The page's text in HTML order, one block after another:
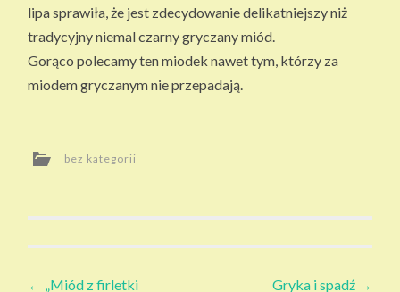
PA
SI
EK
I
lipa sprawiła, że jest zdecydowanie delikatniejszy niż
tradycyjny niemal czarny gryczany miód.
Gorąco polecamy ten miodek nawet tym, którzy za
miodem gryczanym nie przepadają.
bez kategorii
Zobacz
←
„Miód z firletki
Gryka i spadź →